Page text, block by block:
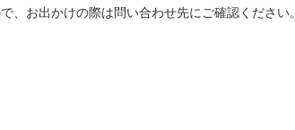
お出かけの際は問い合わせ先にご確認ください。